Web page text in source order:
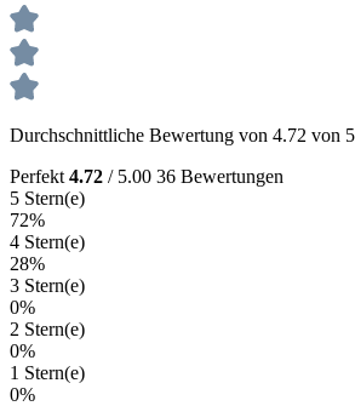
Durchschnittliche Bewertung von 4.72 von
Perfekt 4.72 / 5.00 36 Bewertungen
5 Stern(e)
72%
4 Stern(e)
28%
3 Stern(e)
0%
2 Stern(e)
0%
1 Stern(e)
0%